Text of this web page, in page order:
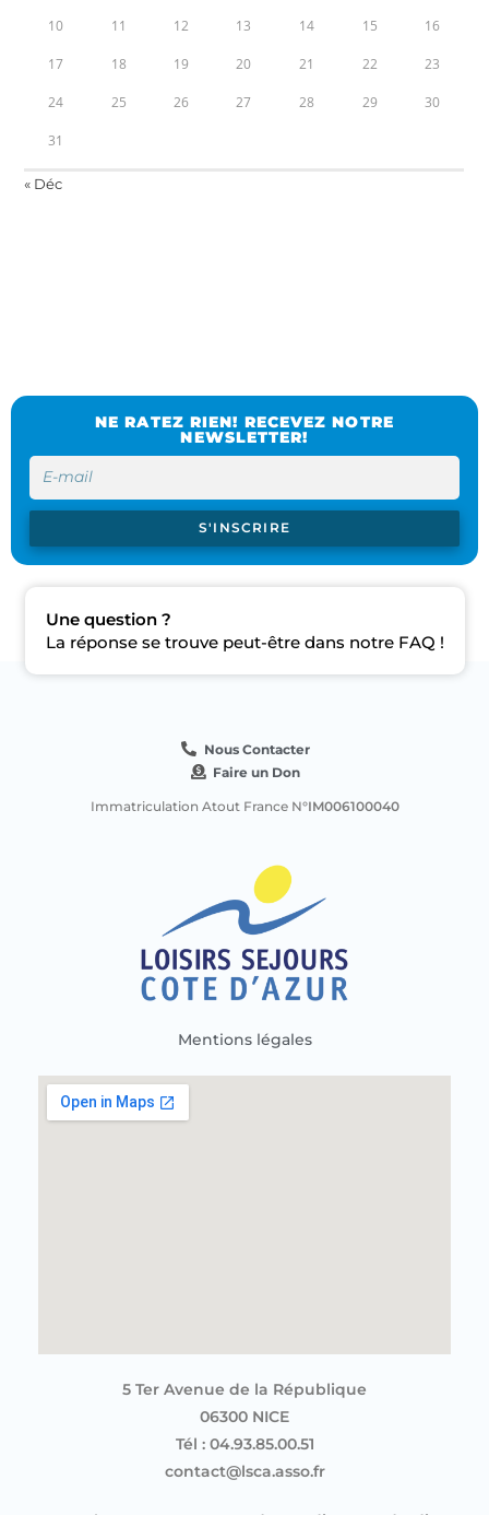
10 11 12 13 14 15 16
17 18 19 20 21 22 23
24 25 26 27 28 29 30
31
« Déc
NE RATEZ RIEN! RECEVEZ NOTRE
NEWSLETTER!
S'INSCRIRE
Une question ?
La réponse se trouve peut-être dans notre FAQ !
Nous Contacter
Faire un Don
Immatriculation Atout France N°IM006100040
Mentions légales
5 Ter Avenue de la République
06300 NICE
Tél : 04.93.85.00.51
contact@lsca.asso.fr